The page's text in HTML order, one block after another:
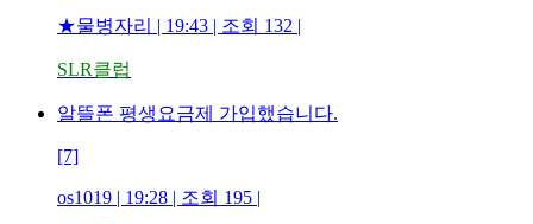
★물병자리 | 19:43 | 조회 132 |
SLR클럽
알뜰폰 평생요금제 가입했습니다.
[7]
os1019 | 19:28 | 조회 195 |